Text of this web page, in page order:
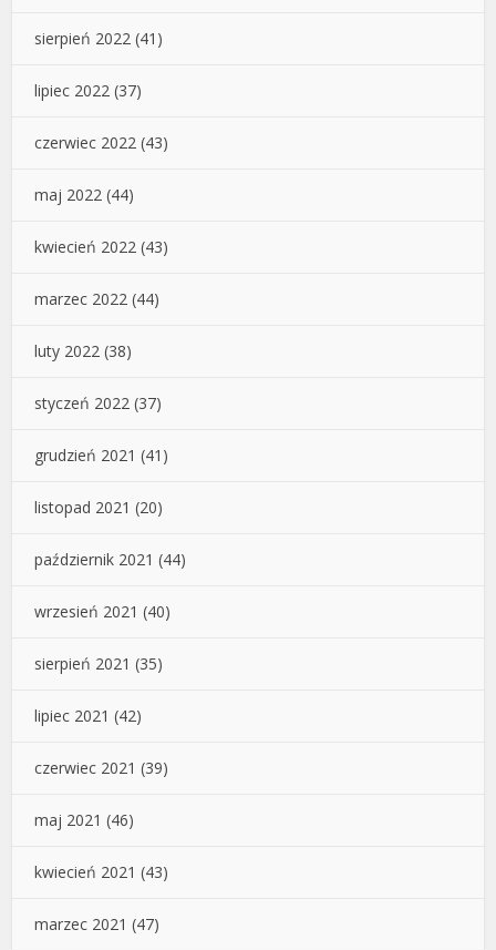
sierpień 2022 (41)
lipiec 2022 (37)
czerwiec 2022 (43)
maj 2022 (44)
kwiecień 2022 (43)
marzec 2022 (44)
luty 2022 (38)
styczeń 2022 (37)
grudzień 2021 (41)
listopad 2021 (20)
październik 2021 (44)
wrzesień 2021 (40)
sierpień 2021 (35)
lipiec 2021 (42)
czerwiec 2021 (39)
maj 2021 (46)
kwiecień 2021 (43)
marzec 2021 (47)